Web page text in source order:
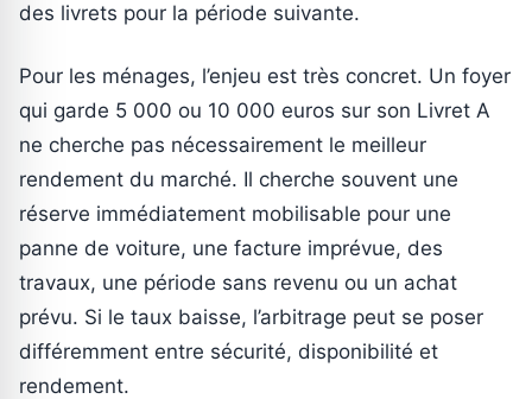
des livrets pour la période suivante.
Pour les ménages, l’enjeu est très concret. Un foyer
qui garde 5 000 ou 10 000 euros sur son Livret A
ne cherche pas nécessairement le meilleur
rendement du marché. Il cherche souvent une
réserve immédiatement mobilisable pour une
panne de voiture, une facture imprévue, des
travaux, une période sans revenu ou un achat
prévu. Si le taux baisse, l’arbitrage peut se poser
différemment entre sécurité, disponibilité et
rendement.